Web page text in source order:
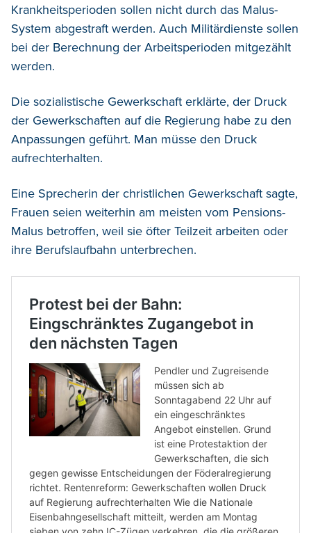
Krankheitsperioden sollen nicht durch das Malus-
System abgestraft werden. Auch Militärdienste sollen
bei der Berechnung der Arbeitsperioden mitgezählt
werden.
Die sozialistische Gewerkschaft erklärte, der Druck
der Gewerkschaften auf die Regierung habe zu den
Anpassungen geführt. Man müsse den Druck
aufrechterhalten.
Eine Sprecherin der christlichen Gewerkschaft sagte,
Frauen seien weiterhin am meisten vom Pensions-
Malus betroffen, weil sie öfter Teilzeit arbeiten oder
ihre Berufslaufbahn unterbrechen.